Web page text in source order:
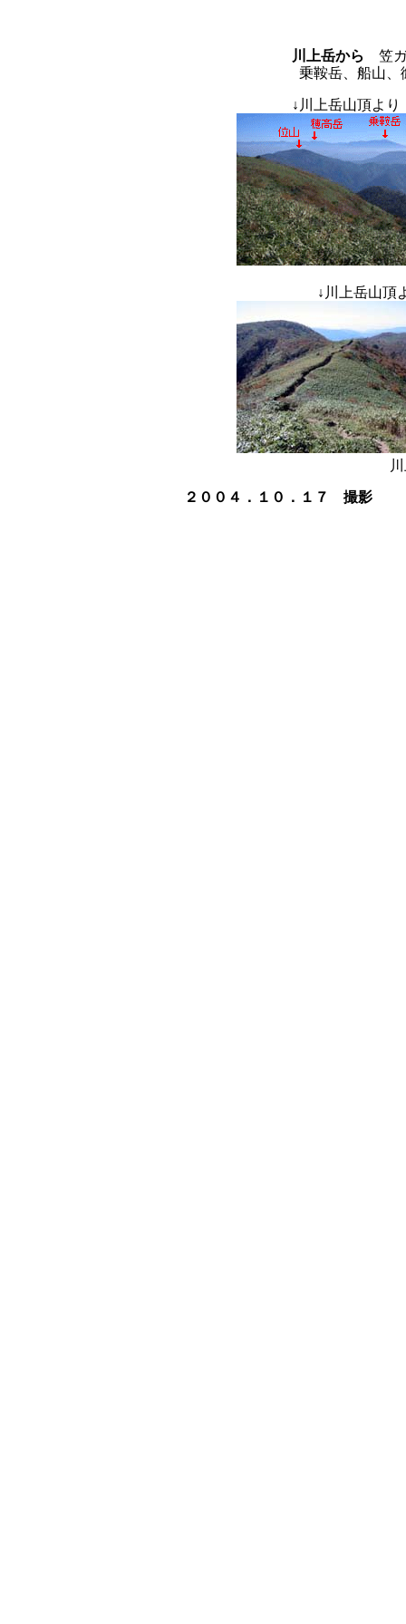
川上岳から
笠ガ
乗鞍岳、船山、
↓ 川上岳山頂
↓ 川上岳山頂
２００４．１０．１７ 撮影